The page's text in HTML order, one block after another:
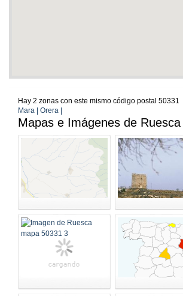
Hay 2 zonas con este mismo código postal 50331
Mara | Orera |
Mapas e Imágenes de Ruesca